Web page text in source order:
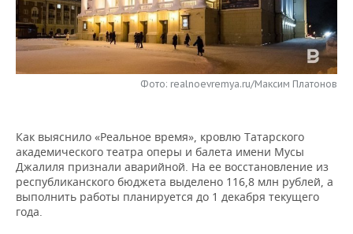
НЕФТЕХИМИЯ
НЕФТЬ
ОПК
РОЗНИЧНАЯ ТОРГОВЛЯ
ТРАНСПОРТ
НОВОСТИ ТЕХНОЛОГИЙ
IT
ТЕЛЕКОММУНИКАЦИИ
МЕРОПРИЯТИЯ
НОВОСТИ МЕРОПРИЯТИЙ
БИЗНЕС-БРАНЧИ
ONLINE-КОНФЕРЕНЦИИ
ОТКРЫТАЯ ЛЕКЦИЯ
ФУТБОЛ
ХОККЕЙ
БАСКЕТБОЛ
НОВОСТИ ОБЩЕСТВА
ВЛАСТЬ
ИНФРАСТРУКТУРА
ФОТОГАЛЕРЕЯ
СЮЖЕТЫ
СПРАВОЧНИК
Фото: realnoevremya.ru/Максим Платонов
Как выяснило «Реальное время», кровлю Татарского
академического театра оперы и балета имени Мусы
Джалиля признали аварийной. На ее восстановление из
республиканского бюджета выделено 116,8 млн рублей, а
выполнить работы планируется до 1 декабря текущего
года.